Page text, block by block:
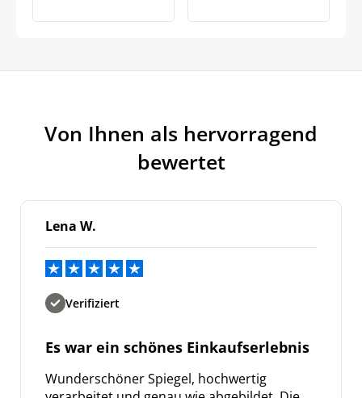
war:
ist:
Von Ihnen als hervorragend
bewertet
Lena W.
Verifiziert
Es war ein schönes Einkaufserlebnis
Wunderschöner Spiegel, hochwertig